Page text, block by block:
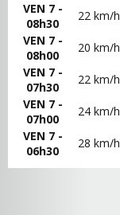
VEN 7 -
08h30
22 km/h
VEN 7 -
08h00
20 km/h
VEN 7 -
07h30
22 km/h
VEN 7 -
07h00
24 km/h
VEN 7 -
06h30
28 km/h